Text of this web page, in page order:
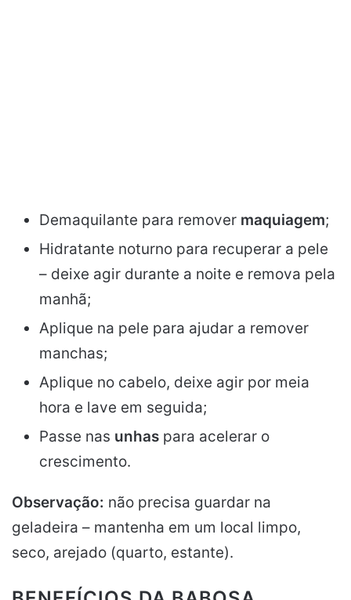
Demaquilante para remover maquiagem;
Hidratante noturno para recuperar a pele
– deixe agir durante a noite e remova pela
manhã;
Aplique na pele para ajudar a remover
manchas;
Aplique no cabelo, deixe agir por meia
hora e lave em seguida;
Passe nas unhas para acelerar o
crescimento.
Observação: não precisa guardar na
geladeira – mantenha em um local limpo,
seco, arejado (quarto, estante).